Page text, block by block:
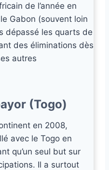
de l’année en
Gabon (souvent loin
dépassé les quarts de
des éliminations dès
autres
(Togo)
en 2008,
avec le Togo en
qu’un seul but sur
Il a surtout